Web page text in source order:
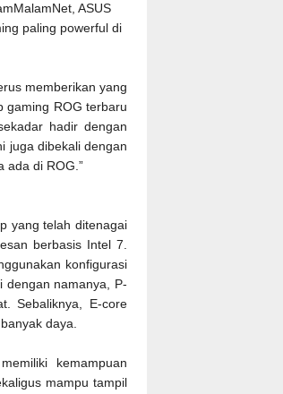
ASUS
paling powerful di
memberikan yang
gaming ROG terbaru
hadir dengan
juga dibekali dengan
ada di ROG.”
yang telah ditenagai
berbasis Intel 7.
konfigurasi
dengan namanya, P-
Sebaliknya, E-core
daya.
kemampuan
mampu tampil